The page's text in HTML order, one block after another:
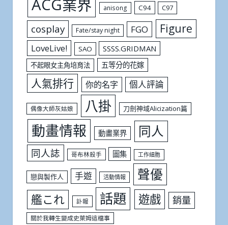
ACG業界 anisong C94 C97
cosplay Fate/stay night FGO Figure
LoveLive! SAO SSSS.GRIDMAN
不起眼女主角培育法 五等分的花嫁
人氣排行 你的名字 個人評論
偶像大師灰姑娘 八掛 刀劍神域Alicization篇
動畫情報 動畫業界 同人
同人誌 哥布林殺手 圖集 工作細胞
戀與製作人 手遊 活動情報 聲優
艦これ 訃報 話題 遊戲 銷量
關於我轉生變成史萊姆這檔事